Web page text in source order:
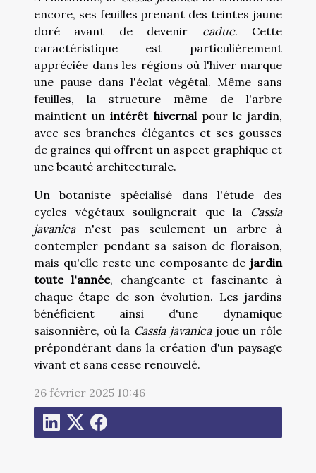
encore, ses feuilles prenant des teintes jaune
doré avant de devenir caduc. Cette
caractéristique est particulièrement
appréciée dans les régions où l'hiver marque
une pause dans l'éclat végétal. Même sans
feuilles, la structure même de l'arbre
maintient unintérêt hivernalpour le jardin,
avec ses branches élégantes et ses gousses
de graines qui offrent un aspect graphique et
une beauté architecturale.
Un botaniste spécialisé dans l'étude des
cycles végétaux soulignerait que la Cassia
javanican'est pas seulement un arbre à
contempler pendant sa saison de floraison,
mais qu'elle reste une composante de jardin
toute l'année, changeante et fascinante à
chaque étape de son évolution. Les jardins
bénéficient ainsi d'une dynamique
saisonnière, où la Cassia javanicajoue un rôle
prépondérant dans la création d'un paysage
vivant et sans cesse renouvelé.
26 février 2025 10:46